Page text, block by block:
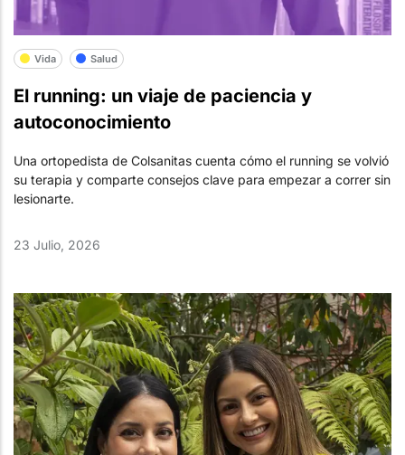
Vida Salud
El running: un viaje de paciencia y
autoconocimiento
Una ortopedista de Colsanitas cuenta cómo el running se volvió
su terapia y comparte consejos clave para empezar a correr sin
lesionarte.
23 Julio, 2026